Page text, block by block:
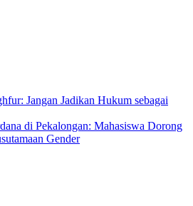
Jangan Jadikan Hukum sebagai
di Pekalongan: Mahasiswa Dorong
Gender